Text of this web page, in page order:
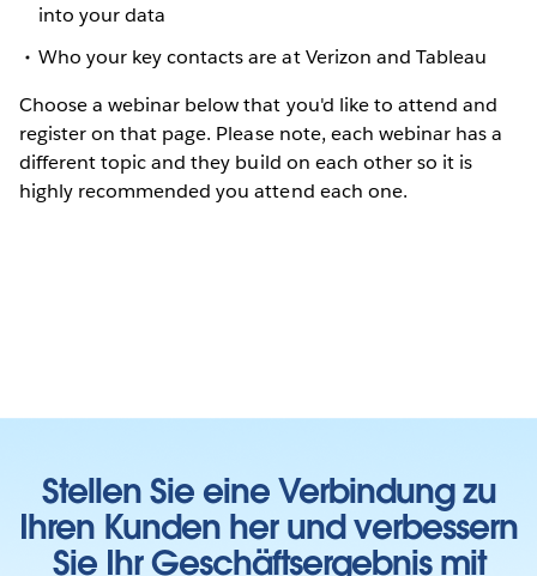
into your data
Who your key contacts are at Verizon and Tableau
Choose a webinar below that you'd like to attend and
register on that page. Please note, each webinar has a
different topic and they build on each other so it is
highly recommended you attend each one.
Stellen Sie eine Verbindung zu
Ihren Kunden her und verbessern
Sie Ihr Geschäftsergebnis mit